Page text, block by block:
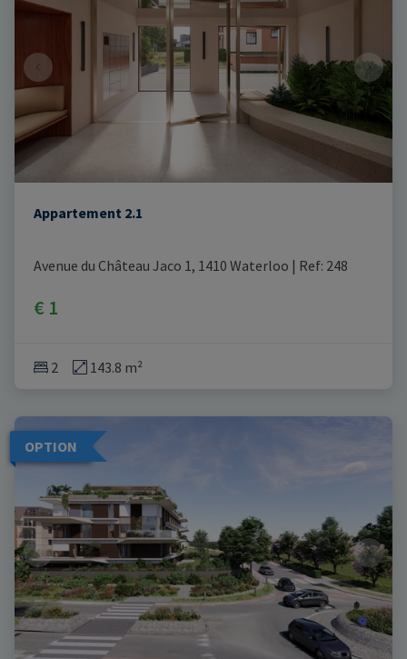
Appartement 2.1
Avenue du Château Jaco 1, 1410 Waterloo | Ref: 248
€ 1
2 143.8 m²
OPTION